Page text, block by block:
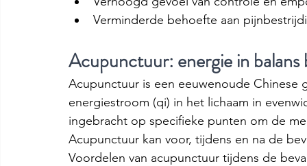
Verminderde behoefte aan
Acupunctuur: energie in balans
Acupunctuur is een eeuwenoude
energiestroom (qi) in het lichaam in
ingebracht op specifieke punten om de
Acupunctuur kan voor, tijdens en na de
Voordelen van acupunctuur tijdens de